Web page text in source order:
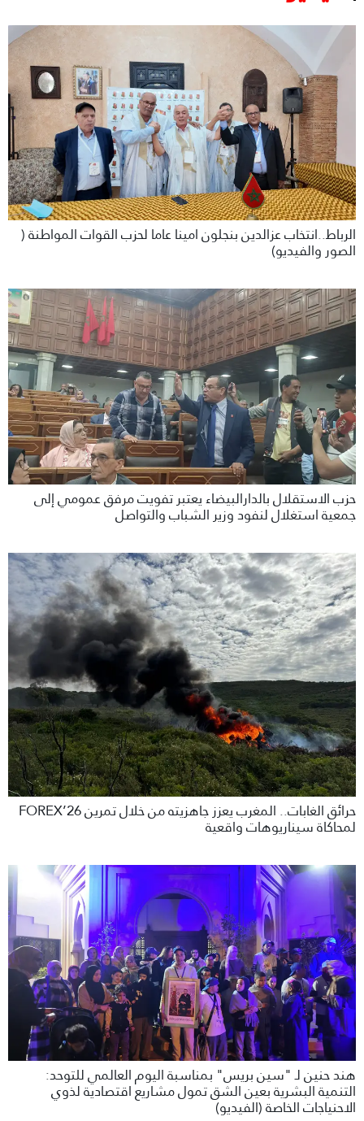
الرباط..انتخاب عزالدين بنجلون امينا عاما لحزب القوات المواطنة (
الصور والفيديو)
حزب الاستقلال بالدارالبيضاء يعتبر تفويت مرفق عمومي إلى
جمعية استغلال لنفود وزير الشباب والتواصل
حرائق الغابات.. المغرب يعزز جاهزيته من خلال تمرين FOREX’26
لمحاكاة سيناريوهات واقعية
هند حنين لـ "سين بريس" بمناسبة اليوم العالمي للتوحد:
التنمية البشرية بعين الشق تمول مشاريع اقتصادية لذوي
الاحنياجات الخاصة (الفيديو)